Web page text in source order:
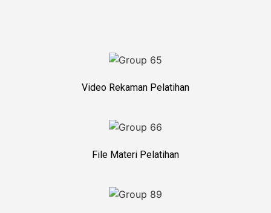
Video Rekaman Pelatihan
File Materi Pelatihan